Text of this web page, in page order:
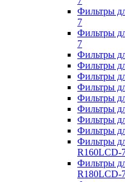
Фильтры
7
Фильтры
7
Фильтры
Фильтры
Фильтры
Фильтры
Фильтры
Фильтры
Фильтры
Фильтры
Фильтры
R160LCD-
Фильтры
R180LCD-